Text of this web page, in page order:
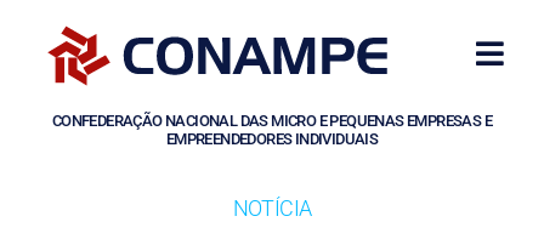
CONFEDERAÇÃO NACIONAL DAS MICRO E PEQUENAS EMPRESAS E
EMPREENDEDORES INDIVIDUAIS
NOTÍCIA